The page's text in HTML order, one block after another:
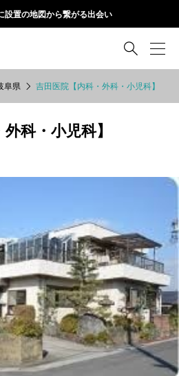
設置の地図から繋がる出会い

阜県 吉田医院【内科・外科・小児科】
科・小児科】